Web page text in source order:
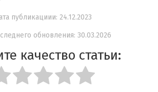
публикациии: 24.12.2023
обновления: 30.03.2026
качество статьи: